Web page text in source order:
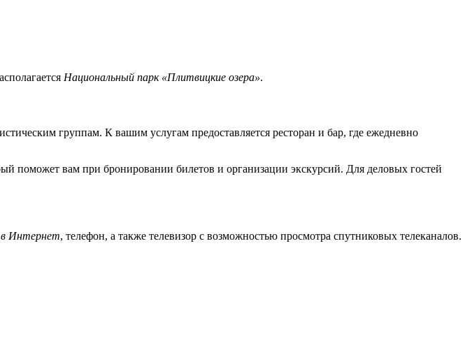
Национальный парк «Плитвицкие озера».
группам. К вашим услугам предоставляется ресторан и бар, где ежедневно
поможет вам при бронировании билетов и организации экскурсий. Для деловых гостей
в Интернет, телефон, а также телевизор с возможностью просмотра спутниковых телеканалов.